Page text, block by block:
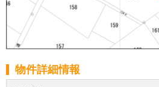
物件詳細情報